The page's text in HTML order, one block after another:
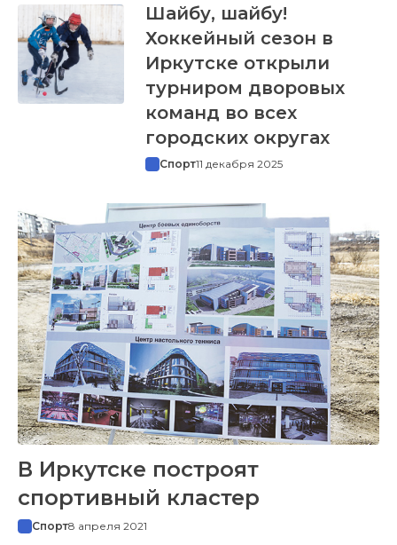
Шайбу, шайбу!
Хоккейный сезон в
Иркутске открыли
турниром дворовых
команд во всех
городских округах
Спорт11 декабря 2025
В Иркутске построят
спортивный кластер
Спорт8 апреля 2021